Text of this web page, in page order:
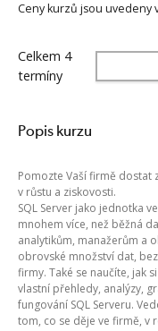
Ceny kurzů jsou uvedeny
Celkem 4
termíny
Popis kurzu
Pomozte Vaší firmě dostat
v růstu a ziskovosti.
SQL Server jako jednotka
mnohem více, než běžná
analytikům, manažerům a
obrovské množství dat,
firmy. Také se naučíte, jak
vlastní přehledy, analýzy,
fungování SQL Serveru.
tom, co se děje ve firmě, v